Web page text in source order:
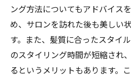
ング方法についてもアドバイス
め、サロンを訪れた後も美しい
す。また、髪質に合ったスタイ
のスタイリング時間が短縮され
るというメリットもあります。